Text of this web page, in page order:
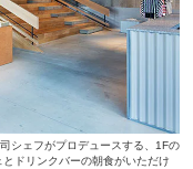
シェフがプロデュースする、1Fの
ドリンクバーの朝食がいただけ